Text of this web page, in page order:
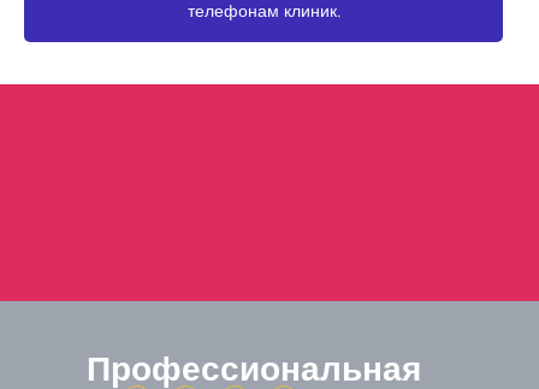
телефонам клиник.
Профессиональная